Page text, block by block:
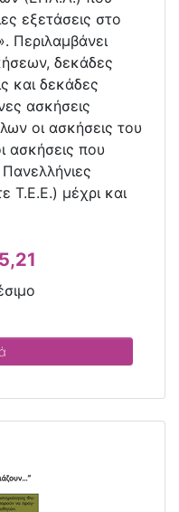
εξετάσεις στο
Περιλαμβάνει
δεκάδες
και δεκάδες
ασκήσεις
οι ασκήσεις του
ασκήσεις που
Τ.Ε.Ε.) μέχρι και